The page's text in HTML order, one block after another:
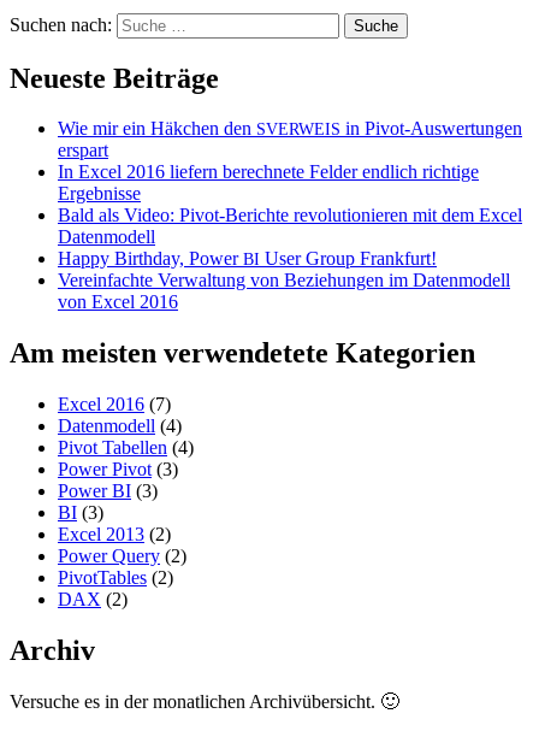
Suchen nach:
Neueste Beiträge
Wie mir ein Häkchen den SVERWEIS in Pivot-Auswertungen
erspart
In Excel 2016 liefern berechnete Felder endlich richtige
Ergebnisse
Bald als Video: Pivot-Berichte revolutionieren mit dem Excel
Datenmodell
Happy Birthday, PowerBI User Group Frankfurt!
Vereinfachte Verwaltung von Beziehungen im Datenmodell
von Excel 2016
Am meisten verwendetete Kategorien
Excel 2016 (7)
Datenmodell (4)
Pivot Tabellen (4)
Power Pivot (3)
Power BI (3)
BI (3)
Excel 2013 (2)
Power Query (2)
PivotTables (2)
DAX (2)
Archiv
Versuche es in der monatlichen Archivübersicht. 🙂